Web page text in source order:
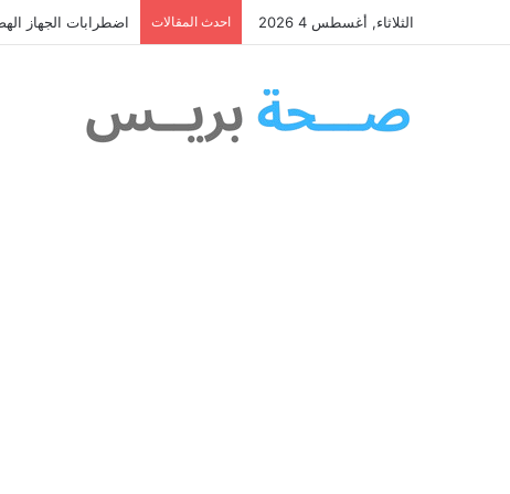
الثلاثاء, أغسطس 4 2026 احدث المقالات اضطرابات الجهاز